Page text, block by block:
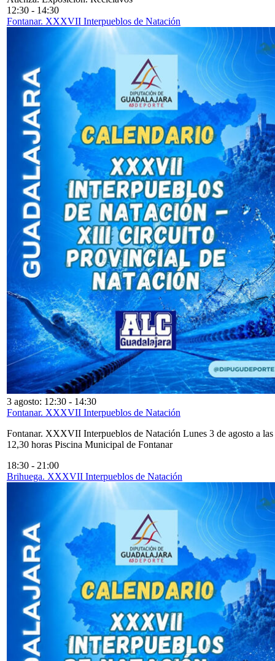
12:30 - 14:30
Fontanar. XXXVII Interpueblos de Natación
3 agosto: 12:30 - 14:30
Fontanar. XXXVII Interpueblos de Natación
Fontanar. XXXVII Interpueblos de Natación Lunes 3 de agosto a las
12,30 horas Piscina Municipal de Fontanar
18:30 - 21:00
Brihuega. XXXVII Interpueblos de Natación